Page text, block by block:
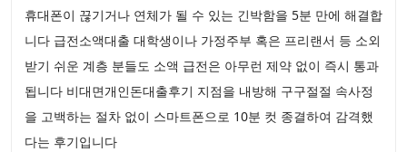
휴대폰이 끊기거나 연체가 될 수 있는 긴박함을 5분 만에 해결합
니다 급전소액대출 대학생이나 가정주부 혹은 프리랜서 등 소외
받기 쉬운 계층 분들도 소액 급전은 아무런 제약 없이 즉시 통과
됩니다 비대면개인돈대출후기 지점을 내방해 구구절절 속사정
을 고백하는 절차 없이 스마트폰으로 10분 컷 종결하여 감격했
다는 후기입니다